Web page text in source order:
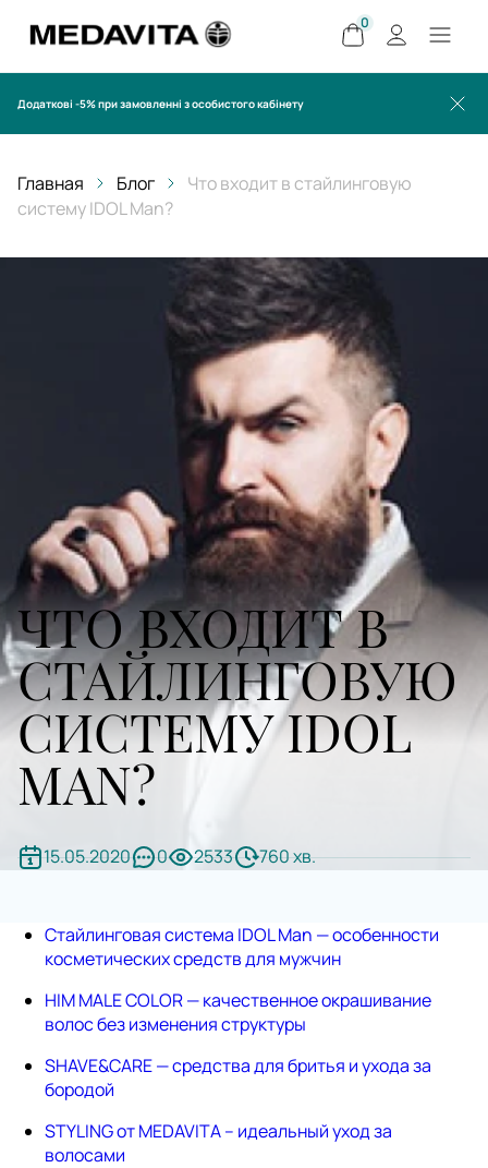
0
Додаткові -5% при замовленні з особистого кабінету
ЧТО ВХОДИТ В
СТАЙЛИНГОВУЮ
СИСТЕМУ IDOL
MAN?
15.05.2020 0 2533 760 хв.
Главная Блог
Что входит в стайлинговую
систему IDOL Man?
Стайлинговая система IDOL Man — особенности
косметических средств для мужчин
HIM MALE COLOR — качественное окрашивание
волос без изменения структуры
SHAVE&CARE — средства для бритья и ухода за
бородой
STYLING от MEDAVITA – идеальный уход за
волосами